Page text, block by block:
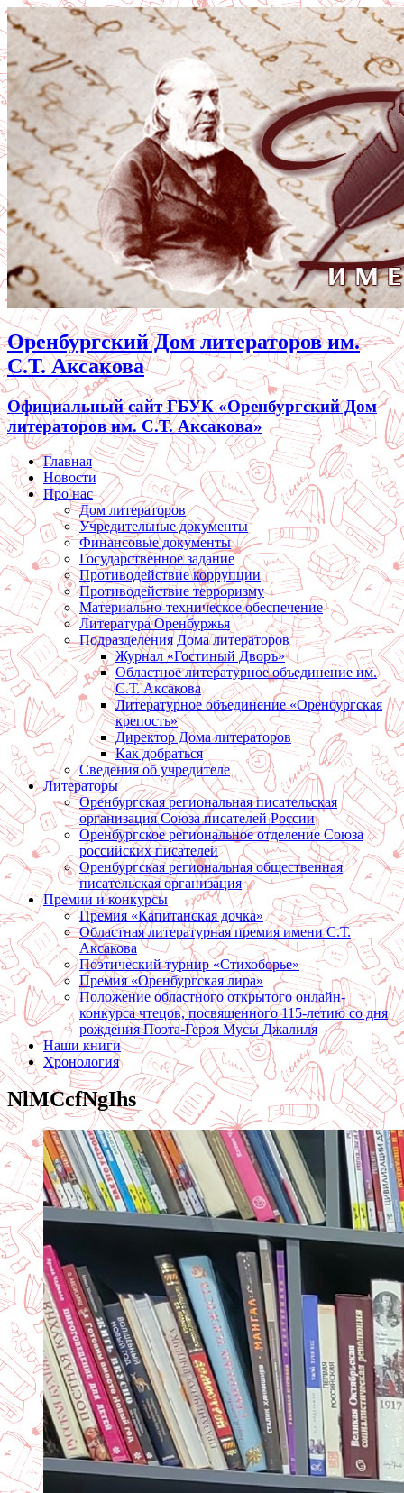
Оренбургский Дом литераторов им.
С.Т. Аксакова
Официальный сайт ГБУК «Оренбургский Дом
литераторов им. С.Т. Аксакова»
Главная
Новости
Про нас
Дом литераторов
Учредительные документы
Финансовые документы
Государственное задание
Противодействие коррупции
Противодействие терроризму
Материально-техническое обеспечение
Литература Оренбуржья
Подразделения Дома литераторов
Журнал «Гостиный Дворъ»
Областное литературное объединение им.
С.Т. Аксакова
Литературное объединение «Оренбургская
крепость»
Директор Дома литераторов
Как добраться
Сведения об учредителе
Литераторы
Оренбургская региональная писательская
организация Союза писателей России
Оренбургское региональное отделение Союза
российских писателей
Оренбургская региональная общественная
писательская организация
Премии и конкурсы
Премия «Капитанская дочка»
Областная литературная премия имени С.Т.
Аксакова
Поэтический турнир «Стихоборье»
Премия «Оренбургская лира»
Положение областного открытого онлайн-
конкурса чтецов, посвященного 115-летию со дня
рождения Поэта-Героя Мусы Джалиля
Наши книги
Хронология
NlMCcfNgIhs